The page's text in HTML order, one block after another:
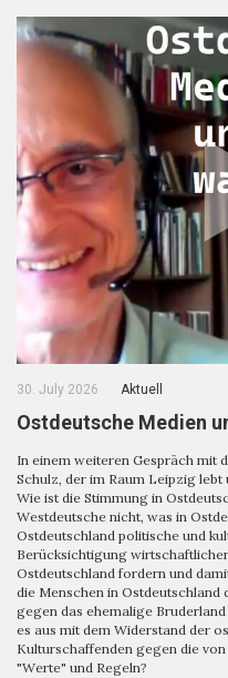
30. July 2026 Aktuell
Ostdeutsche Medien
In einem weiteren Gespräch mit
Schulz, der im Raum Leipzig
Wie ist die Stimmung in
Westdeutsche nicht, was in
Ostdeutschland politische und
Berücksichtigung
Ostdeutschland fordern und
die Menschen in
gegen das ehemalige
es aus mit dem Widerstand der
Kulturschaffenden gegen die
"Werte" und Regeln?